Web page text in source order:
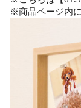
※商品ページ内